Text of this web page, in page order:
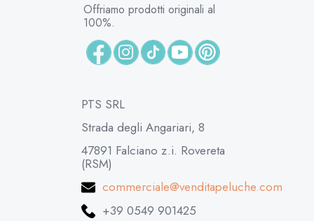
Offriamo prodotti originali al
100%.
PTS SRL
Strada degli Angariari, 8
47891 Falciano z.i. Rovereta
(RSM)
commerciale@venditapeluche.com
+39 0549 901425